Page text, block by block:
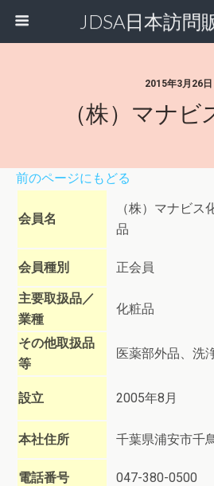
JDSA日本訪問
2015年3月26日
（株）マナビ
前のページにもどる
会員名
（株）マナビス
品
会員種別 正会員
主要取扱品／
業種
化粧品
その他取扱品
等
医薬部外品、洗
設立 2005年8月
本社住所 千葉県浦安市千
電話番号 047-380-0500